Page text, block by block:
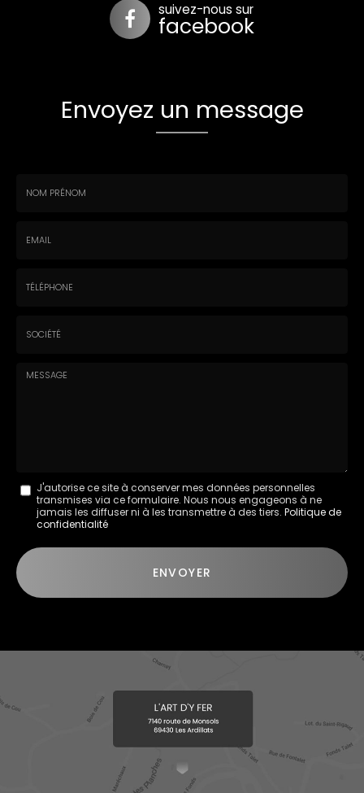
suivez-nous sur
facebook
Envoyez un message
Message
J'autorise ce site à conserver mes données personnelles
transmises via ce formulaire. Nous nous engageons à ne
jamais les diffuser ni à les transmettre à des tiers. Politique de
confidentialité
Acceptation
RGPD
*
ENVOYER